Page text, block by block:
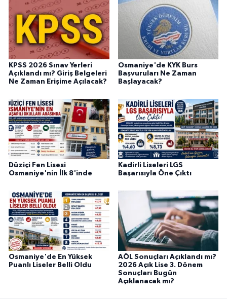
KPSS 2026 Sınav Yerleri
Açıklandı mı? Giriş Belgeleri
Ne Zaman Erişime Açılacak?
Osmaniye'de KYK Burs
Başvuruları Ne Zaman
Başlayacak?
Düziçi Fen Lisesi
Osmaniye'nin İlk 8'inde
Kadirli Liseleri LGS
Başarısıyla Öne Çıktı
Osmaniye'de En Yüksek
Puanlı Liseler Belli Oldu
AÖL Sonuçları Açıklandı mı?
2026 Açık Lise 3. Dönem
Sonuçları Bugün
Açıklanacak mı?